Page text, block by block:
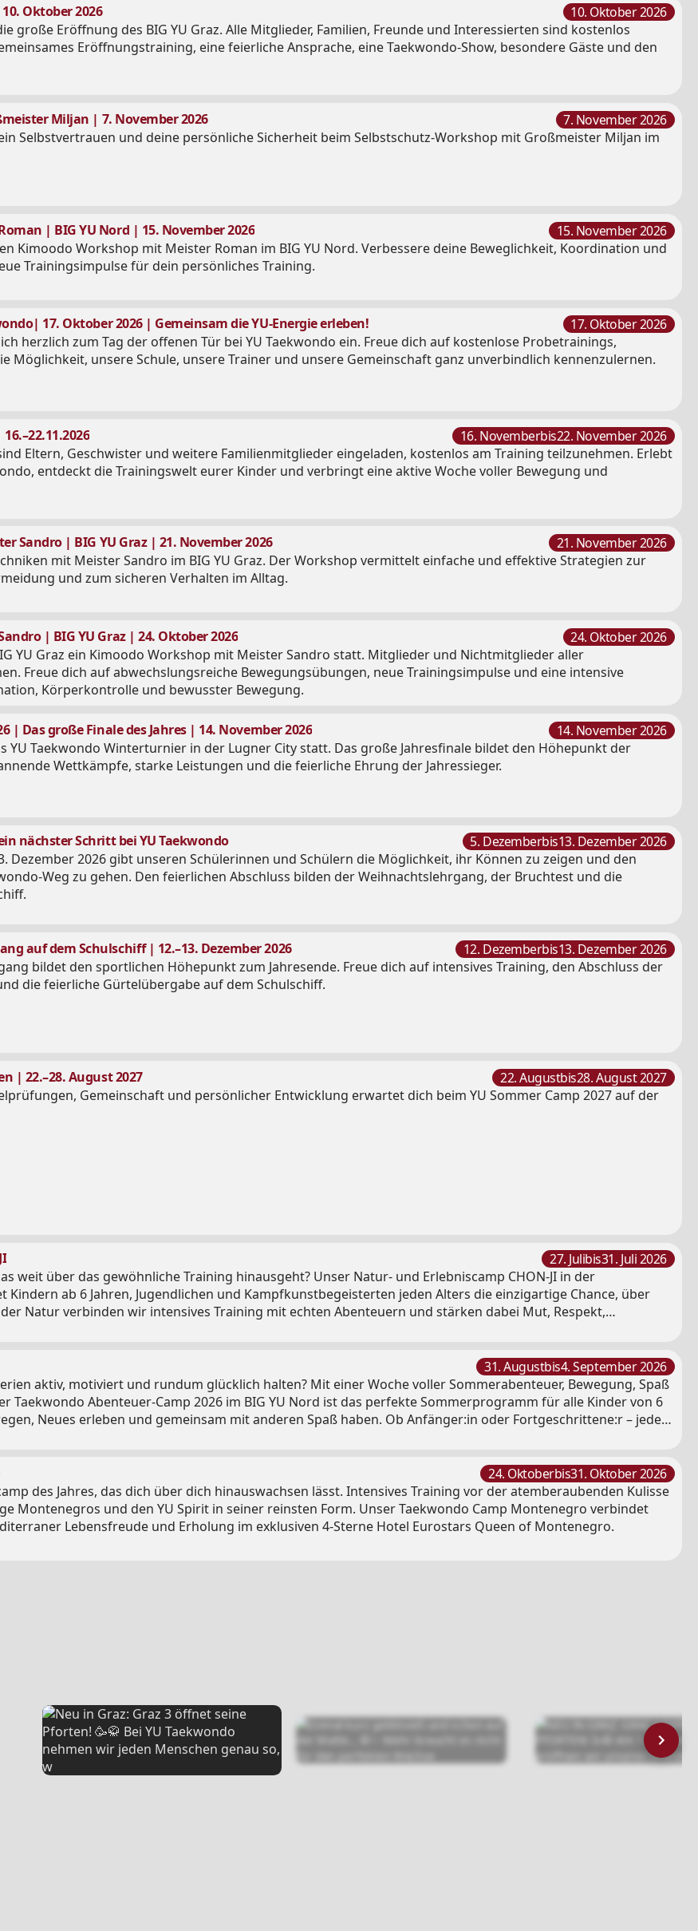
Oktober 2026
10. Oktober 2026
große Eröffnung des BIG YU Graz. Alle Mitglieder, Familien, Freunde und Interessierten sind kostenlos
Eröffnungstraining, eine feierliche Ansprache, eine Taekwondo-Show, besondere Gäste und den
Miljan | 7. November 2026
7. November 2026
Selbstvertrauen und deine persönliche Sicherheit beim Selbstschutz-Workshop mit Großmeister Miljan im
| BIG YU Nord | 15. November 2026
15. November 2026
Kimoodo Workshop mit Meister Roman im BIG YU Nord. Verbessere deine Beweglichkeit, Koordination und
Trainingsimpulse für dein persönliches Training.
17. Oktober 2026 | Gemeinsam die YU-Energie erleben!
17. Oktober 2026
herzlich zum Tag der offenen Tür bei YU Taekwondo ein. Freue dich auf kostenlose Probetrainings,
Möglichkeit, unsere Schule, unsere Trainer und unsere Gemeinschaft ganz unverbindlich kennenzulernen.
16. Novemberbis22. November 2026
Eltern, Geschwister und weitere Familienmitglieder eingeladen, kostenlos am Training teilzunehmen. Erlebt
entdeckt die Trainingswelt eurer Kinder und verbringt eine aktive Woche voller Bewegung und
Sandro | BIG YU Graz | 21. November 2026
21. November 2026
mit Meister Sandro im BIG YU Graz. Der Workshop vermittelt einfache und effektive Strategien zur
und zum sicheren Verhalten im Alltag.
| BIG YU Graz | 24. Oktober 2026
24. Oktober 2026
YU Graz ein Kimoodo Workshop mit Meister Sandro statt. Mitglieder und Nichtmitglieder aller
Freue dich auf abwechslungsreiche Bewegungsübungen, neue Trainingsimpulse und eine intensive
Körperkontrolle und bewusster Bewegung.
| Das große Finale des Jahres | 14. November 2026
14. November 2026
YU Taekwondo Winterturnier in der Lugner City statt. Das große Jahresfinale bildet den Höhepunkt der
Wettkämpfe, starke Leistungen und die feierliche Ehrung der Jahressieger.
nächster Schritt bei YU Taekwondo 5. Dezemberbis13. Dezember 2026
Dezember 2026 gibt unseren Schülerinnen und Schülern die Möglichkeit, ihr Können zu zeigen und den
Weg zu gehen. Den feierlichen Abschluss bilden der Weihnachtslehrgang, der Bruchtest und die
auf dem Schulschiff | 12.–13. Dezember 2026 12. Dezemberbis13. Dezember 2026
bildet den sportlichen Höhepunkt zum Jahresende. Freue dich auf intensives Training, den Abschluss der
die feierliche Gürtelübergabe auf dem Schulschiff.
| 22.–28. August 2027 22. Augustbis28. August 2027
Gemeinschaft und persönlicher Entwicklung erwartet dich beim YU Sommer Camp 2027 auf der
27. Julibis31. Juli 2026
weit über das gewöhnliche Training hinausgeht? Unser Natur- und Erlebniscamp CHON-JI in der
Kindern ab 6 Jahren, Jugendlichen und Kampfkunstbegeisterten jeden Alters die einzigartige Chance, über
Natur verbinden wir intensives Training mit echten Abenteuern und stärken dabei Mut, Respekt,
31. Augustbis4. September 2026
aktiv, motiviert und rundum glücklich halten? Mit einer Woche voller Sommerabenteuer, Bewegung, Spaß
Neues erleben und gemeinsam mit anderen Spaß haben. Ob Anfänger:in oder Fortgeschrittene:r – jedes
24. Oktoberbis31. Oktober 2026
des Jahres, das dich über dich hinauswachsen lässt. Intensives Training vor der atemberaubenden Kulisse
Montenegros und den YU Spirit in seiner reinsten Form. Unser Taekwondo Camp Montenegro verbindet
Lebensfreude und Erholung im exklusiven 4-Sterne Hotel Eurostars Queen of Montenegro.